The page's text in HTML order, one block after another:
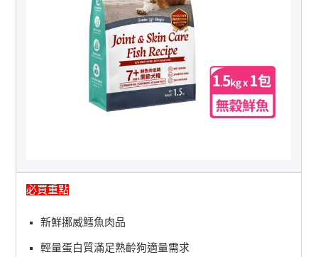
必買重點
新鮮挪威鱈魚肉品
輕量蛋白質滿足熟齡狗適量需求